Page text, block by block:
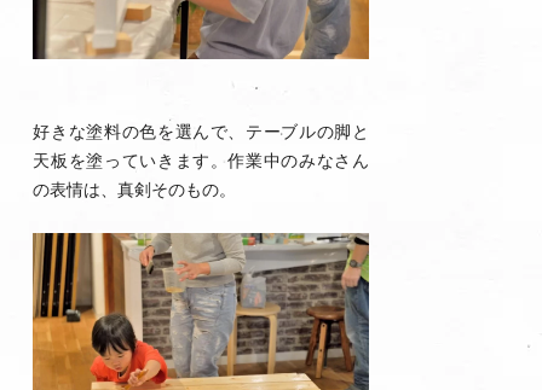
好きな塗料の色を選んで、テーブルの脚と
天板を塗っていきます。作業中のみなさん
の表情は、真剣そのもの。